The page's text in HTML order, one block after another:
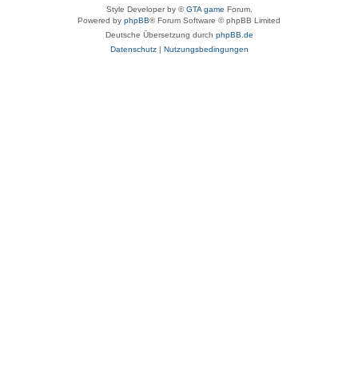
Style Developer by ©GTA game Forum.
Powered by phpBB® Forum Software © phpBB Limited
Deutsche Übersetzung durch phpBB.de
Datenschutz| Nutzungsbedingungen